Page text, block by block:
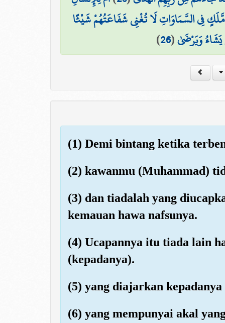
فِي السَّمَاوَاتِ لَا تُغْنِي شَفَاعَتُهُمْ شَيْئًا
يَشَاءُ وَيَرْضَىٰ(
26
)
(1) Demi bintang ketika
(2) kawanmu (Muhammad)
(3) dan tiadalah yang
kemauan hawa nafsunya.
(4) Ucapannya itu tiada lain
(kepadanya).
(5) yang diajarkan
(6) yang mempunyai akal